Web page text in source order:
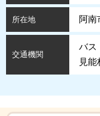
所在地 阿南
交通機関
バス
見